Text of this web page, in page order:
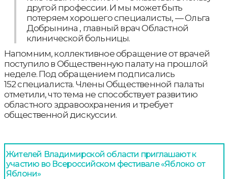
другой профессии. И мы может быть
потеряем хорошего специалисты, — Ольга
Добрынина , главный врач Областной
клинической больницы.
Напомним, коллективное обращение от врачей
поступило в Общественную палату на прошлой
неделе. Под обращением подписались
152 специалиста. Члены Общественной палаты
отметили, что тема не способствует развитию
областного здравоохранения и требует
общественной дискуссии.
Жителей Владимирской области приглашают к
участию во Всероссийском фестивале «Яблоко от
Яблони»